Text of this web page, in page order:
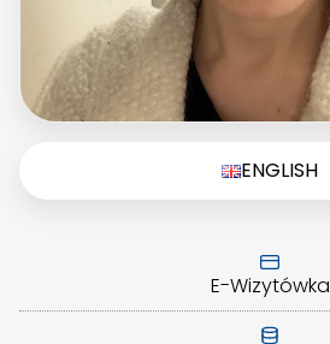
ENGLISH
E-Wizytówka